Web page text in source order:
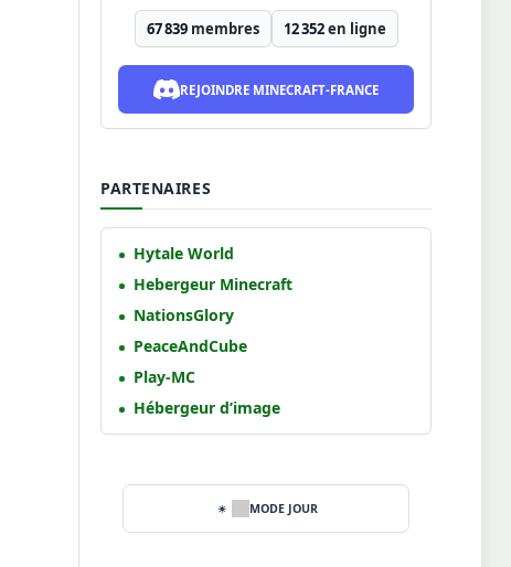
67 839membres 12 352en ligne
REJOINDRE MINECRAFT-FRANCE
PARTENAIRES
Hytale World
Hebergeur Minecraft
NationsGlory
PeaceAndCube
Play-MC
Hébergeur d’image
MODE JOUR